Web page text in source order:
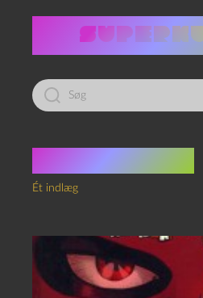
Led
efter:
Niccolai
Ét indlæg